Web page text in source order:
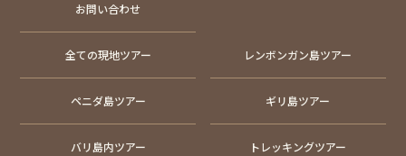
お問い合わせ
全ての現地ツアー レンボンガン島ツアー
ペニダ島ツアー ギリ島ツアー
バリ島内ツアー トレッキングツアー